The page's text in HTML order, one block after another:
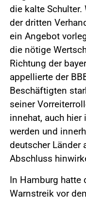
die kalte
der dritten
ein Angebot
die nötige
Richtung der
appellierte der
Beschäftigten
seiner
innehat, auch
werden und
deutscher Länder
Abschluss
In Hamburg hatte
Warnstreik vor